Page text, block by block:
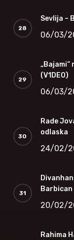
Sevlija –
06/03/
„Bajami“
(V1DEO)
06/03/
Rade
odlaska
24/02/
20/02/
Rahima